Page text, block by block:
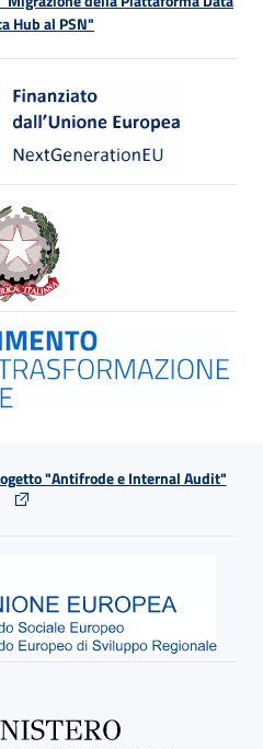
Hub al PSN"
"Antifrode e Internal Audit"